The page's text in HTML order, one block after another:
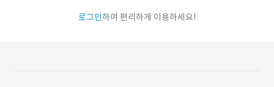
로그인하여 편리하게 이용하세요!